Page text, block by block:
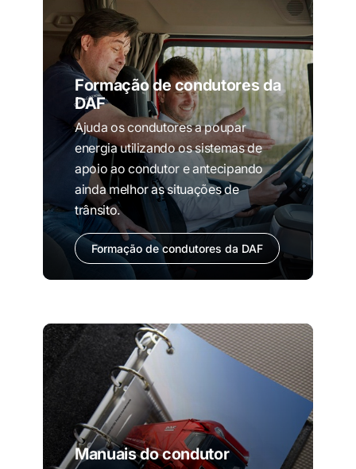
Formação de condutores da
DAF
Ajuda os condutores a poupar
energia utilizando os sistemas de
apoio ao condutor e antecipando
ainda melhor as situações de
trânsito.
Formação de condutores da DAF
Manuais do condutor